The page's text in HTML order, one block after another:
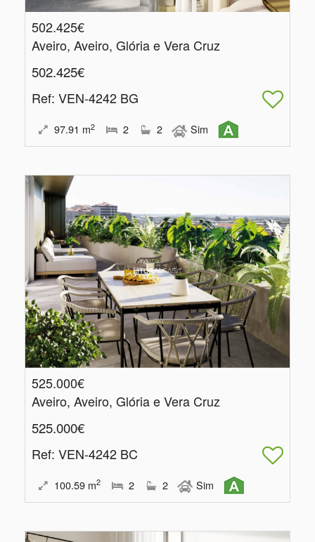
502.425€
Aveiro, Aveiro, Glória e Vera Cruz
502.425€
Ref: VEN-4242 BG
97.91 m2 2 2 Sim
525.000€
Aveiro, Aveiro, Glória e Vera Cruz
525.000€
Ref: VEN-4242 BC
100.59 m2 2 2 Sim